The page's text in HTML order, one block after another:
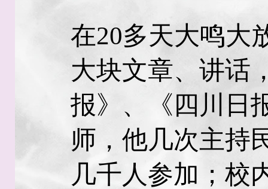
在20多天大鸣大
大块文章、讲话
报》、《四川日
师，他几次主持
几千人参加；校